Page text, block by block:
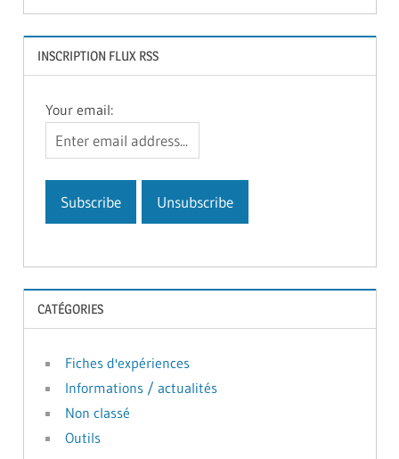
INSCRIPTION FLUX RSS
Your email:
CATÉGORIES
Fiches d'expériences
Informations / actualités
Non classé
Outils